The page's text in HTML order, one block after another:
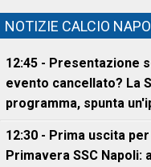
NOTIZIE CALCIO
12:45 - Presentazione
evento cancellato? La
programma, spunta
12:30 - Prima uscita
Primavera SSC